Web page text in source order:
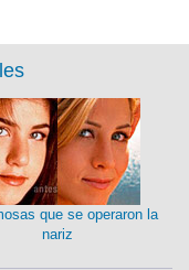
que se operaron la
nariz